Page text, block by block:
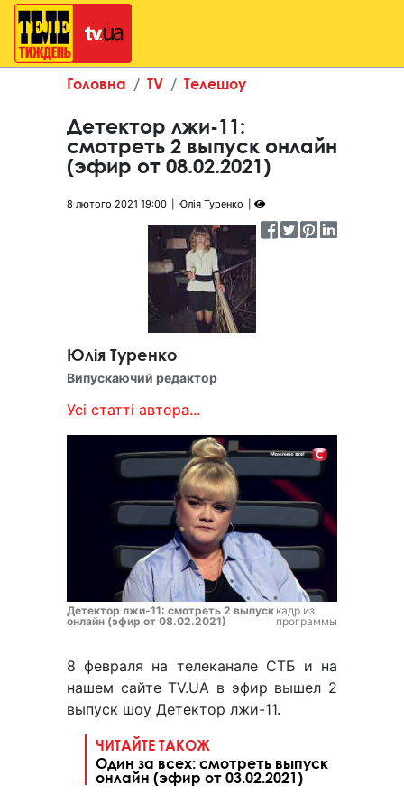
Головна TV Телешоу
Детектор лжи-11:
смотреть 2 выпуск онлайн
(эфир от 08.02.2021)
8 лютого 2021 19:00 Юлія Туренко
Юлія Туренко
Випускаючий редактор
Усі статті автора...
Детектор лжи-11: смотреть 2 выпуск
онлайн (эфир от 08.02.2021)
кадр из
программы
8 февраля на телеканале СТБ и на
нашем сайте TV.UA в эфир вышел 2
выпуск шоу Детектор лжи-11.
ЧИТАЙТЕ ТАКОЖ
Один за всех: смотреть выпуск
онлайн (эфир от 03.02.2021)